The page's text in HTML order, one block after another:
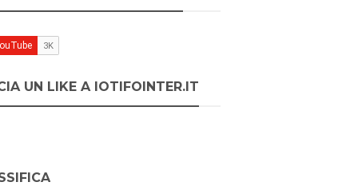
UN LIKE A IOTIFOINTER.IT